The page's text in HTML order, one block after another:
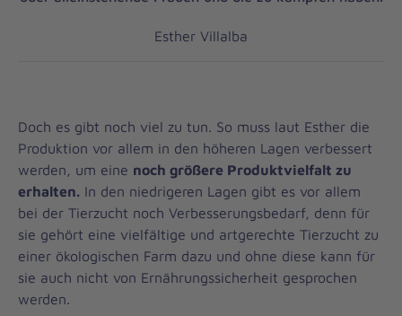
Esther Villalba
Doch es gibt noch viel zu tun. So muss laut Esther die
Produktion vor allem in den höheren Lagen verbessert
werden, um eine noch größere Produktvielfalt zu
erhalten. In den niedrigeren Lagen gibt es vor allem
bei der Tierzucht noch Verbesserungsbedarf, denn für
sie gehört eine vielfältige und artgerechte Tierzucht zu
einer ökologischen Farm dazu und ohne diese kann für
sie auch nicht von Ernährungssicherheit gesprochen
werden.